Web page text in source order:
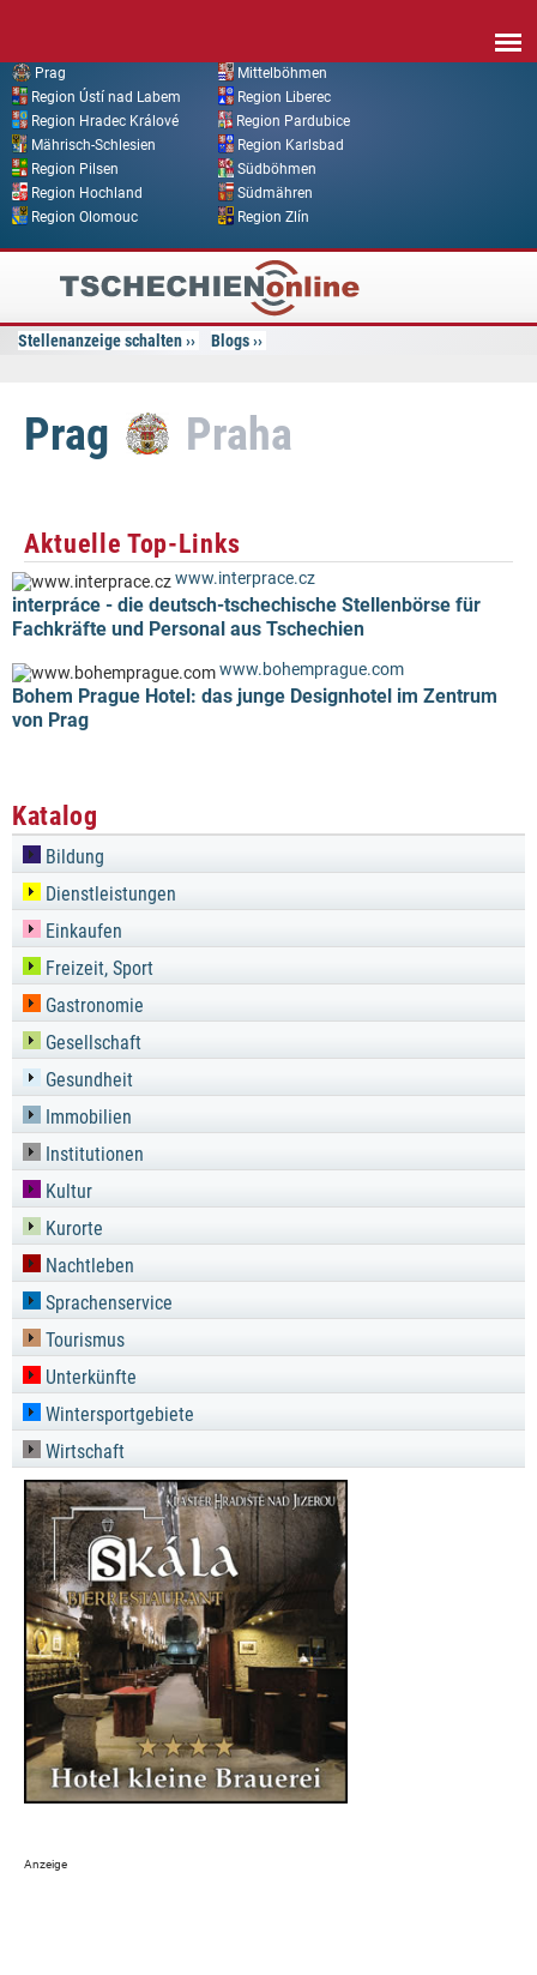
Prag
Mittelböhmen
Region Ústí nad Labem
Region Liberec
Region Hradec Králové
Region Pardubice
Mährisch-Schlesien
Region Karlsbad
Region Pilsen
Südböhmen
Region Hochland
Südmähren
Region Olomouc
Region Zlín
Tschechien
Online
Stellenanzeige schalten Blogs
Prag Praha
Aktuelle Top-Links
www.interprace.cz
interpráce - die deutsch-tschechische Stellenbörse für
Fachkräfte und Personal aus Tschechien
www.bohemprague.com
Bohem Prague Hotel: das junge Designhotel im Zentrum
von Prag
Katalog
Bildung
Dienstleistungen
Einkaufen
Freizeit, Sport
Gastronomie
Gesellschaft
Gesundheit
Immobilien
Institutionen
Kultur
Kurorte
Nachtleben
Sprachenservice
Tourismus
Unterkünfte
Wintersportgebiete
Wirtschaft